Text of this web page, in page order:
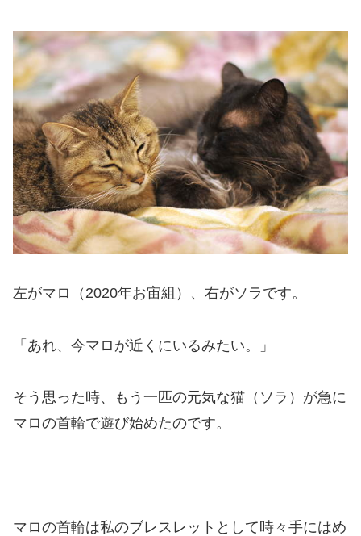
左がマロ（2020年お宙組）、右がソラです。
「あれ、今マロが近くにいるみたい。」
そう思った時、もう一匹の元気な猫（ソラ）が急に
マロの首輪で遊び始めたのです。
マロの首輪は私のブレスレットとして時々手にはめ